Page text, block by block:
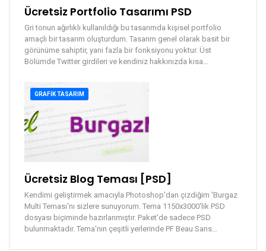
Ücretsiz Portfolio Tasarımı PSD
Gri tonun ağırlıklı kullanıldığı bu tasarımda kişisel portfolio
amaçlı bir tasarım oluşturdum. Tasarım genel olarak basit bir
görünüme sahiptir, yani fazla bir fonksiyonu yoktur. Üst
Bölümde Twitter girdileri ve kendiniz hakkınızda kısa…
GRAFIK TASARIM
Ücretsiz Blog Teması [PSD]
Kendimi geliştirmek amacıyla Photoshop'dan çizdiğim 'Burgaz
Multi Teması'nı sizlere sunuyorum. Tema 1150x3000'lik PSD
dosyası biçiminde hazırlanmıştır. Paket'de sadece PSD
bulunmaktadır. Tema'nın çeşitli yerlerinde PF Beau Sans…